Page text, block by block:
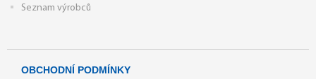
Seznam výrobců
OBCHODNÍ PODMÍNKY